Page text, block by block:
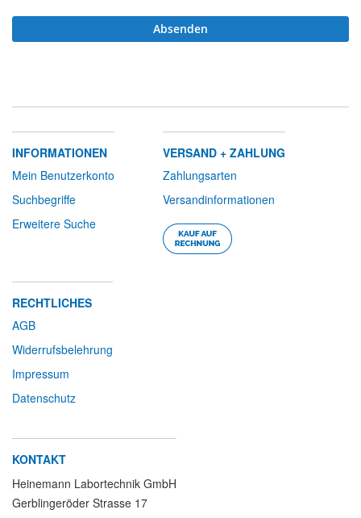
Absenden
INFORMATIONEN
Mein Benutzerkonto
Suchbegriffe
Erweitere Suche
VERSAND + ZAHLUNG
Zahlungsarten
Versandinformationen
RECHTLICHES
AGB
Widerrufsbelehrung
Impressum
Datenschutz
KONTAKT
Heinemann Labortechnik GmbH
Gerblingeröder Strasse 17